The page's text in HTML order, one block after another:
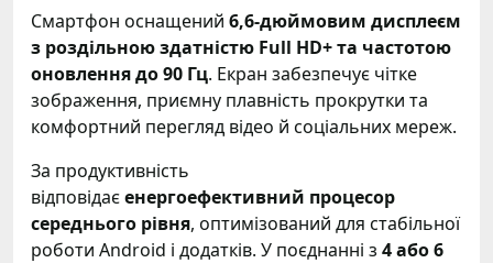
Смартфон оснащений 6,6-дюймовим дисплеєм
з роздільною здатністю Full HD+ та частотою
оновлення до 90 Гц. Екран забезпечує чітке
зображення, приємну плавність прокрутки та
комфортний перегляд відео й соціальних мереж.
За продуктивність
відповідаєенергоефективний процесор
середнього рівня, оптимізований для стабільної
роботи Android і додатків. У поєднанні з 4 або 6